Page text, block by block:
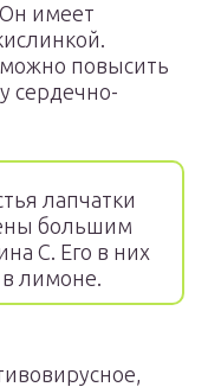
имеет
повысить
сердечно-
лапчатки
большим
С. Его в них
лимоне.